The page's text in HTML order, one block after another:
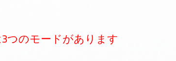
つのモードがあります